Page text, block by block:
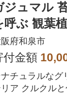
ジュマル
呼ぶ 観葉
府和泉市
付金額
チュラルなグ
クルと伸びるツル